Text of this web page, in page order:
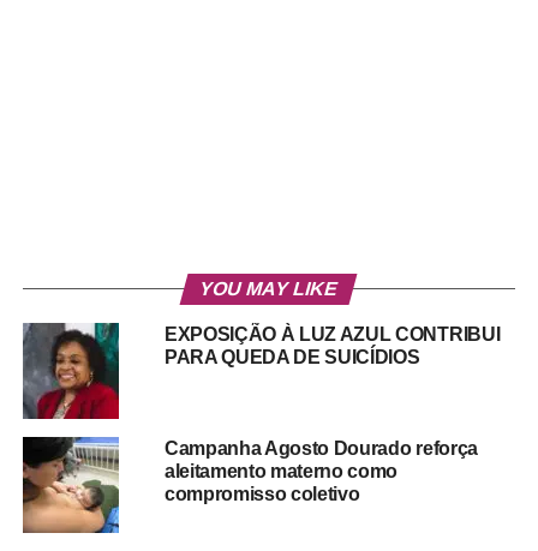
YOU MAY LIKE
EXPOSIÇÃO À LUZ AZUL CONTRIBUI
PARA QUEDA DE SUICÍDIOS
Campanha Agosto Dourado reforça
aleitamento materno como
compromisso coletivo